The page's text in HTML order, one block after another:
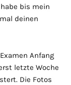
bis mein
deinen
Anfang
letzte Woche
Die Fotos